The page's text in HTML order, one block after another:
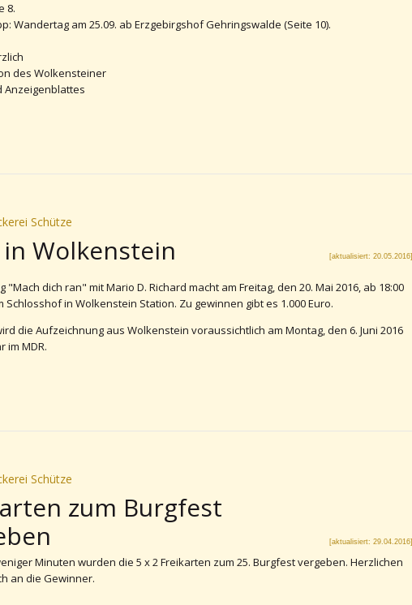
8.
Wandertag am 25.09. ab Erzgebirgshof Gehringswalde (Seite 10).
des Wolkensteiner
Anzeigenblattes
Schütze
in Wolkenstein [aktualisiert: 20.05.2016]
"Mach dich ran" mit Mario D. Richard macht am Freitag, den 20. Mai 2016, ab 18:00
Schlosshof in Wolkenstein Station. Zu gewinnen gibt es 1.000 Euro.
die Aufzeichnung aus Wolkenstein voraussichtlich am Montag, den 6. Juni 2016
im MDR.
Schütze
zum Burgfest
[aktualisiert: 29.04.2016]
Minuten wurden die 5 x 2 Freikarten zum 25. Burgfest vergeben. Herzlichen
an die Gewinner.